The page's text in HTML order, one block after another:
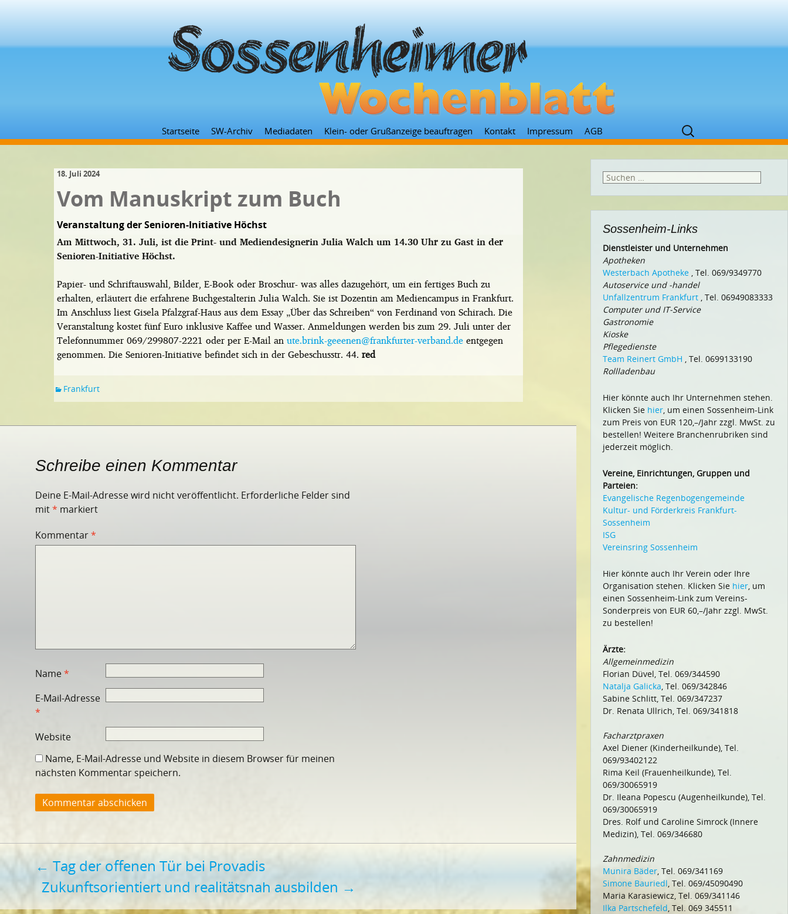
Zum
Inhalt
Startseite SW-Archiv Mediadaten Klein- oder Grußanzeige beauftragen Kontakt Impressum AGB
Suchen
nach:
18. Juli 2024
Vom Manuskript zum Buch
Veranstaltung der Senioren-Initiative Höchst
Am Mittwoch, 31. Juli, ist die Print- und Mediendesignerin Julia Walch um 14.30 Uhr zu Gast in der
Senioren-Initiative Höchst.
Papier- und Schriftauswahl, Bilder, E-Book oder Broschur- was alles dazugehört, um ein fertiges Buch zu
erhalten, erläutert die erfahrene Buchgestalterin Julia Walch. Sie ist Dozentin am Mediencampus in Frankfurt.
Im Anschluss liest Gisela Pfalzgraf-Haus aus dem Essay „Über das Schreiben“ von Ferdinand von Schirach. Die
Veranstaltung kostet fünf Euro inklusive Kaffee und Wasser. Anmeldungen werden bis zum 29. Juli unter der
Telefonnummer 069/299807-2221 oder per E-Mail anute.brink-geeenen@frankfurter-verband.deentgegen
genommen. Die Senioren-Initiative befindet sich in der Gebeschusstr. 44. red
Frankfurt
Schreibe einen Kommentar
Deine E-Mail-Adresse wird nicht veröffentlicht. Erforderliche Felder sind
mit* markiert
Kommentar*
Name*
E-Mail-Adresse
*
Website
Name, E-Mail-Adresse und Website in diesem Browser für meinen
nächsten Kommentar speichern.
Beitragsnavigation
← Tag der offenen Tür bei Provadis
Zukunftsorientiert und realitätsnah ausbilden →
Suchen
Sossenheim-Links
Dienstleister und Unternehmen
Apotheken
Westerbach Apotheke , Tel. 069/9349770
Autoservice und -handel
Unfallzentrum Frankfurt , Tel. 06949083333
Computer und IT-Service
Gastronomie
Kioske
Pflegedienste
Team Reinert GmbH , Tel. 0699133190
Rollladenbau
Hier könnte auch Ihr Unternehmen stehen.
Klicken Sie hier, um einen Sossenheim-Link
zum Preis von EUR 120,–/Jahr zzgl. MwSt. zu
bestellen! Weitere Branchenrubriken sind
jederzeit möglich.
Vereine, Einrichtungen, Gruppen und
Parteien:
Evangelische Regenbogengemeinde
Kultur- und Förderkreis Frankfurt-
Sossenheim
ISG
Vereinsring Sossenheim
Hier könnte auch Ihr Verein oder Ihre
Organisation stehen. Klicken Sie hier, um
einen Sossenheim-Link zum Vereins-
Sonderpreis von EUR 60,–/Jahr zzgl. MwSt.
zu bestellen!
Ärzte:
Allgemeinmedizin
Florian Düvel, Tel. 069/344590
Natalja Galicka, Tel. 069/342846
Sabine Schlitt, Tel. 069/347237
Dr. Renata Ullrich, Tel. 069/341818
Facharztpraxen
Axel Diener (Kinderheilkunde), Tel.
069/93402122
Rima Keil (Frauenheilkunde), Tel.
069/30065919
Dr. Ileana Popescu (Augenheilkunde), Tel.
069/30065919
Dres. Rolf und Caroline Simrock (Innere
Medizin), Tel. 069/346680
Zahnmedizin
Munira Bäder, Tel. 069/341169
Simone Bauriedl, Tel. 069/45090490
Maria Karasiewicz, Tel. 069/341146
Ilka Partschefeld, Tel. 069 345511